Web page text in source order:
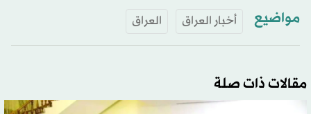
مواضيع أخبار العراق العراق
مقالات ذات صلة